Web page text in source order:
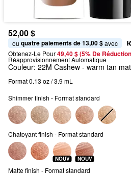
52,00 $
ou quatre paiements de 13,00 $ avec
Obtenez-Le Pour49,40 $ (5% De
Réapprovisionnement Automatique
Couleur: 22M Cashew - warm tan
Format 0.13 oz / 3.9 mL
Shimmer finish - Format standard
Chatoyant finish - Format standard
NOUV NOUV
Matte finish - Format standard